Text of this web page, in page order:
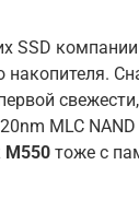
SSD
MLC
M550 тоже с